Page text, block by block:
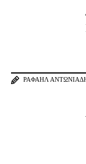
ΡΑΦΑΉΛ